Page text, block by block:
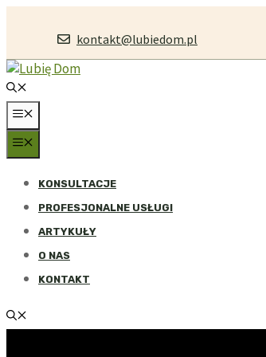
kontakt@lubiedom.pl
KONSULTACJE
PROFESJONALNE USŁUGI
ARTYKUŁY
O NAS
KONTAKT